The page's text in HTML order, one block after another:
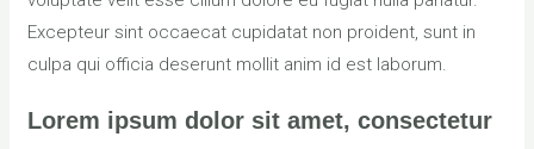
Excepteur sint occaecat cupidatat non proident, sunt in
culpa qui officia deserunt mollit anim id est laborum.
Lorem ipsum dolor sit amet, consectetur